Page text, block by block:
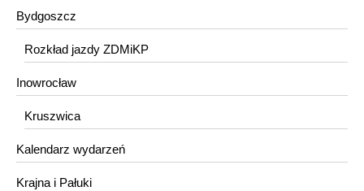
Bydgoszcz
Rozkład jazdy ZDMiKP
Inowrocław
Kruszwica
Kalendarz wydarzeń
Krajna i Pałuki